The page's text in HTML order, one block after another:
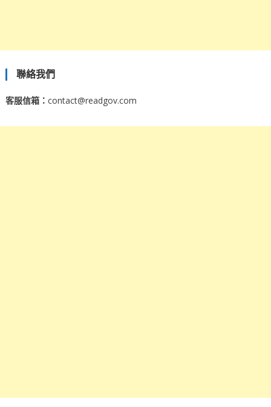
聯絡我們
客服信箱： contact@readgov.com